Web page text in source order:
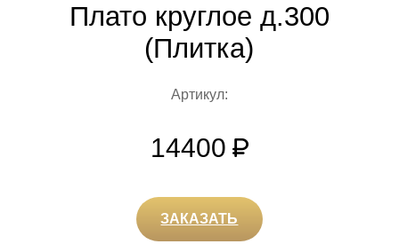
Плато круглое д.300
(Плитка)
Артикул:
14400
ЗАКАЗАТЬ